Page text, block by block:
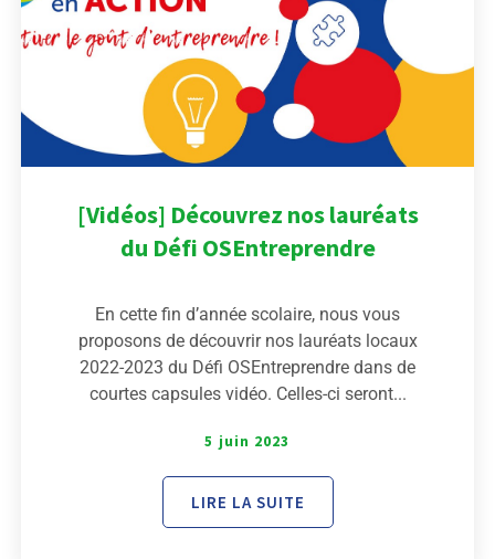
[Vidéos] Découvrez nos lauréats
du Défi OSEntreprendre
En cette fin d’année scolaire, nous vous
proposons de découvrir nos lauréats locaux
2022-2023 du Défi OSEntreprendre dans de
courtes capsules vidéo. Celles-ci seront...
5 juin 2023
LIRE LA SUITE